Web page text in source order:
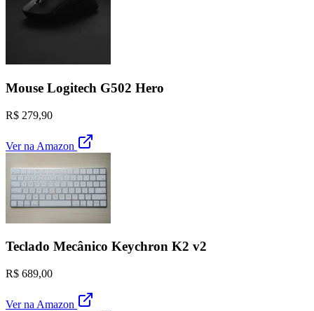
Mouse Logitech G502 Hero
R$ 279,90
Ver na Amazon
Teclado Mecânico Keychron K2 v2
R$ 689,00
Ver na Amazon